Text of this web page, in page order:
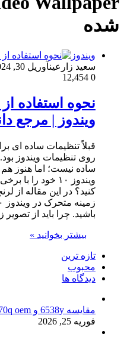
شده
ویندوز
سعید زارعینآوریل 30, 2024
0
نحوه استفاده
ویندوز | مرجع
قبلاً تنظیمات ساده ای
ساده نیست؛ اما هنوز
ویندوز ۱۰ خود
کنید؟ در این مقاله از
باشید. چرا باید از
بیشتر بخوانید »
تازه ترین
محبوب
دیدگاه ها
مقایسه 6538y و intel xeon platinum 8470q oem
فوریه 25, 2026